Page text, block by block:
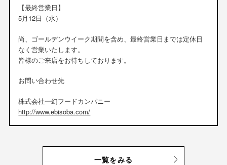
【最終営業日】
5月12日（水）
尚、ゴールデンウイーク期間を含め、最終営業日までは定休日
なく営業いたします。
皆様のご来店をお待ちしております。
お問い合わせ先
株式会社一幻フードカンパニー
http://www.ebisoba.com/
一覧をみる